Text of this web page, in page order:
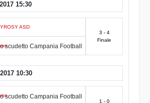
15:30
ASD
3 - 4
Finale
10:30
1 - 0